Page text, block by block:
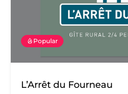
Popular
L’Arrêt du Fourneau